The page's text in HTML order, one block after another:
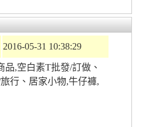
2016-05-31 10:38:29
,空白素T批發/訂做、
行、居家小物,牛仔褲,